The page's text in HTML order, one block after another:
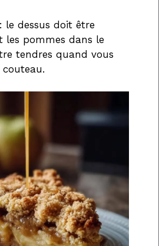
le dessus doit être
les pommes dans le
tendres quand vous